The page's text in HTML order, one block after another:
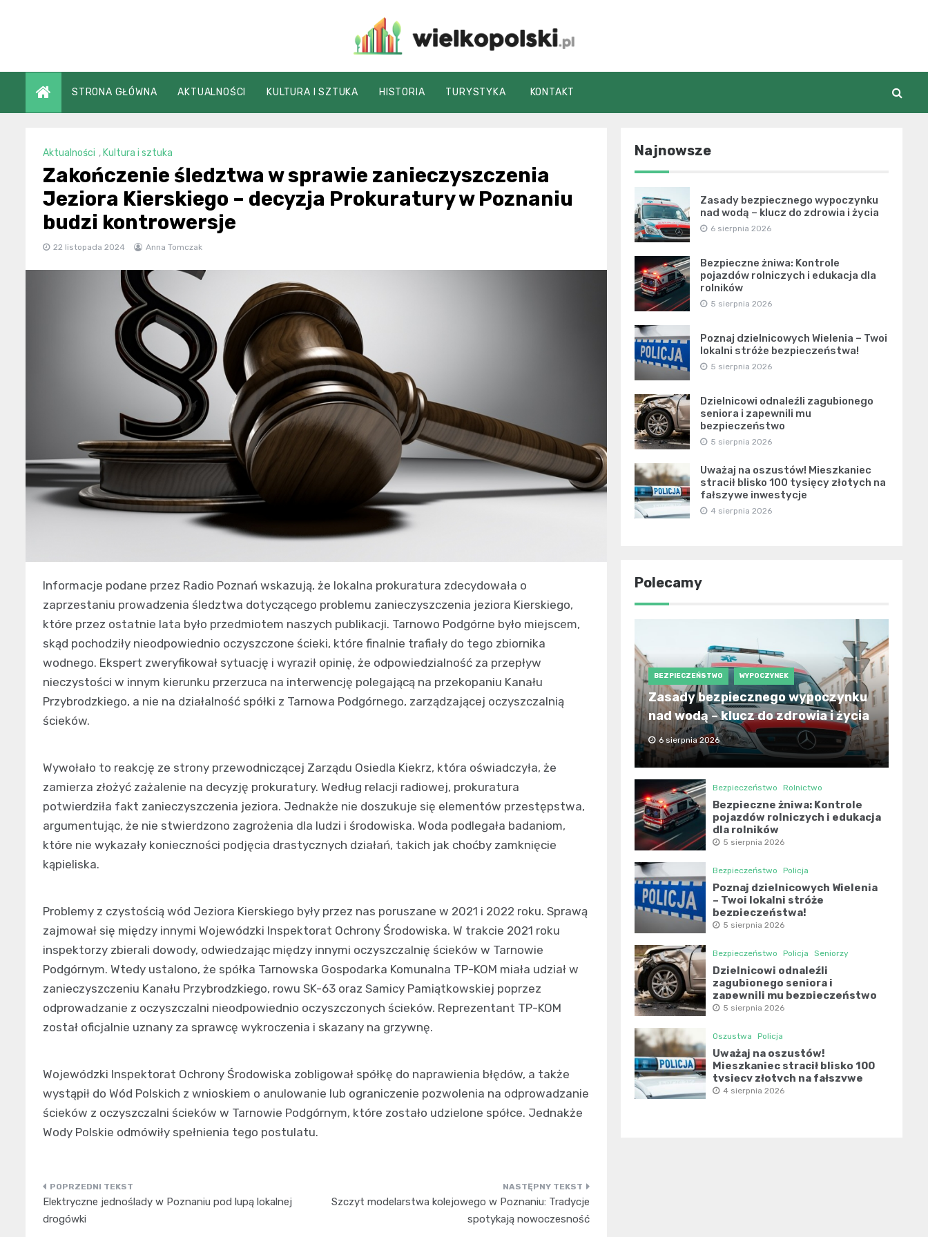
wielkopolski.pl
STRONA GŁÓWNA AKTUALNOŚCI KULTURA I SZTUKA HISTORIA TURYSTYKA KONTAKT
Aktualności , Kultura i sztuka
Zakończenie śledztwa w sprawie zanieczyszczenia
Jeziora Kierskiego – decyzja Prokuratury w Poznaniu
budzi kontrowersje
22 listopada 2024 Anna Tomczak
Informacje podane przez Radio Poznań wskazują, że lokalna prokuratura zdecydowała o
zaprzestaniu prowadzenia śledztwa dotyczącego problemu zanieczyszczenia jeziora Kierskiego,
które przez ostatnie lata było przedmiotem naszych publikacji. Tarnowo Podgórne było miejscem,
skąd pochodziły nieodpowiednio oczyszczone ścieki, które finalnie trafiały do tego zbiornika
wodnego. Ekspert zweryfikował sytuację i wyraził opinię, że odpowiedzialność za przepływ
nieczystości w innym kierunku przerzuca na interwencję polegającą na przekopaniu Kanału
Przybrodzkiego, a nie na działalność spółki z Tarnowa Podgórnego, zarządzającej oczyszczalnią
ścieków.
Wywołało to reakcję ze strony przewodniczącej Zarządu Osiedla Kiekrz, która oświadczyła, że
zamierza złożyć zażalenie na decyzję prokuratury. Według relacji radiowej, prokuratura
potwierdziła fakt zanieczyszczenia jeziora. Jednakże nie doszukuje się elementów przestępstwa,
argumentując, że nie stwierdzono zagrożenia dla ludzi i środowiska. Woda podlegała badaniom,
które nie wykazały konieczności podjęcia drastycznych działań, takich jak choćby zamknięcie
kąpieliska.
Problemy z czystością wód Jeziora Kierskiego były przez nas poruszane w 2021 i 2022 roku. Sprawą
zajmował się między innymi Wojewódzki Inspektorat Ochrony Środowiska. W trakcie 2021 roku
inspektorzy zbierali dowody, odwiedzając między innymi oczyszczalnię ścieków w Tarnowie
Podgórnym. Wtedy ustalono, że spółka Tarnowska Gospodarka Komunalna TP-KOM miała udział w
zanieczyszczeniu Kanału Przybrodzkiego, rowu SK-63 oraz Samicy Pamiątkowskiej poprzez
odprowadzanie z oczyszczalni nieodpowiednio oczyszczonych ścieków. Reprezentant TP-KOM
został oficjalnie uznany za sprawcę wykroczenia i skazany na grzywnę.
Wojewódzki Inspektorat Ochrony Środowiska zobligował spółkę do naprawienia błędów, a także
wystąpił do Wód Polskich z wnioskiem o anulowanie lub ograniczenie pozwolenia na odprowadzanie
ścieków z oczyszczalni ścieków w Tarnowie Podgórnym, które zostało udzielone spółce. Jednakże
Wody Polskie odmówiły spełnienia tego postulatu.
Nawigacja
wpisu
Elektryczne jednoślady w Poznaniu pod lupą lokalnej
drogówki
Szczyt modelarstwa kolejowego w Poznaniu: Tradycje
spotykają nowoczesność
Najnowsze
Zasady bezpiecznego wypoczynku
nad wodą – klucz do zdrowia i życia
6 sierpnia 2026
Bezpieczne żniwa: Kontrole
pojazdów rolniczych i edukacja dla
rolników
5 sierpnia 2026
Poznaj dzielnicowych Wielenia – Twoi
lokalni stróże bezpieczeństwa!
5 sierpnia 2026
Dzielnicowi odnaleźli zagubionego
seniora i zapewnili mu
bezpieczeństwo
5 sierpnia 2026
Uważaj na oszustów! Mieszkaniec
stracił blisko 100 tysięcy złotych na
fałszywe inwestycje
4 sierpnia 2026
Polecamy
BEZPIECZEŃSTWO WYPOCZYNEK
Zasady bezpiecznego wypoczynku
nad wodą – klucz do zdrowia i życia
6 sierpnia 2026
Bezpieczeństwo Rolnictwo
Bezpieczne żniwa: Kontrole
pojazdów rolniczych i edukacja
dla rolników
5 sierpnia 2026
Bezpieczeństwo Policja
Poznaj dzielnicowych Wielenia
– Twoi lokalni stróże
bezpieczeństwa!
5 sierpnia 2026
Bezpieczeństwo Policja Seniorzy
Dzielnicowi odnaleźli
zagubionego seniora i
zapewnili mu bezpieczeństwo
5 sierpnia 2026
Oszustwa Policja
Uważaj na oszustów!
Mieszkaniec stracił blisko 100
tysięcy złotych na fałszywe
inwestycje
4 sierpnia 2026